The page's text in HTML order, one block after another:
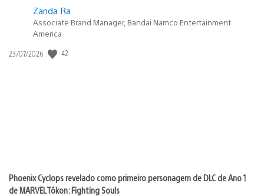
Zanda Ra
Associate Brand Manager, Bandai Namco Entertainment
America
Data
23/07/2026 42
Phoenix Cyclops revelado como primeiro personagem de DLC de Ano 1
de MARVEL Tōkon: Fighting Souls